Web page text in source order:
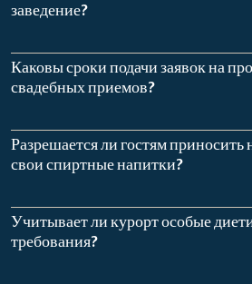
заведение?
Каковы сроки подачи заявок на
свадебных приемов?
Разрешается ли гостям приносить
свои спиртные напитки?
Учитывает ли курорт особые
требования?